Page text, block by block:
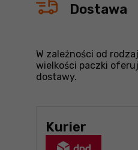
Dostawa
W zależności od
wielkości paczki
dostawy.
Kurier